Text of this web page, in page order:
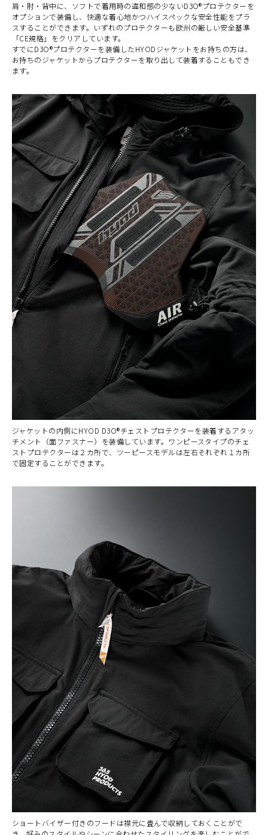
肩・肘・背中に、ソフトで着用時の違和感の少ないD3O®プロテクターを
オプションで装備し、快適な着心地かつハイスペックな安全性能をプラ
スすることができます。いずれのプロテクターも欧州の厳しい安全基準
「CE規格」をクリアしています。
すでにD3O®プロテクターを装備したHYODジャケットをお持ちの方は、
お持ちのジャケットからプロテクターを取り出して装着することもでき
ます。
ジャケットの内側にHYOD D3O®チェストプロテクターを装着するアタッ
チメント（面ファスナー）を装備しています。ワンピースタイプのチェ
ストプロテクターは２カ所で、ツーピースモデルは左右それぞれ１カ所
で固定することができます。
ショートバイザー付きのフードは襟元に畳んで収納しておくことがで